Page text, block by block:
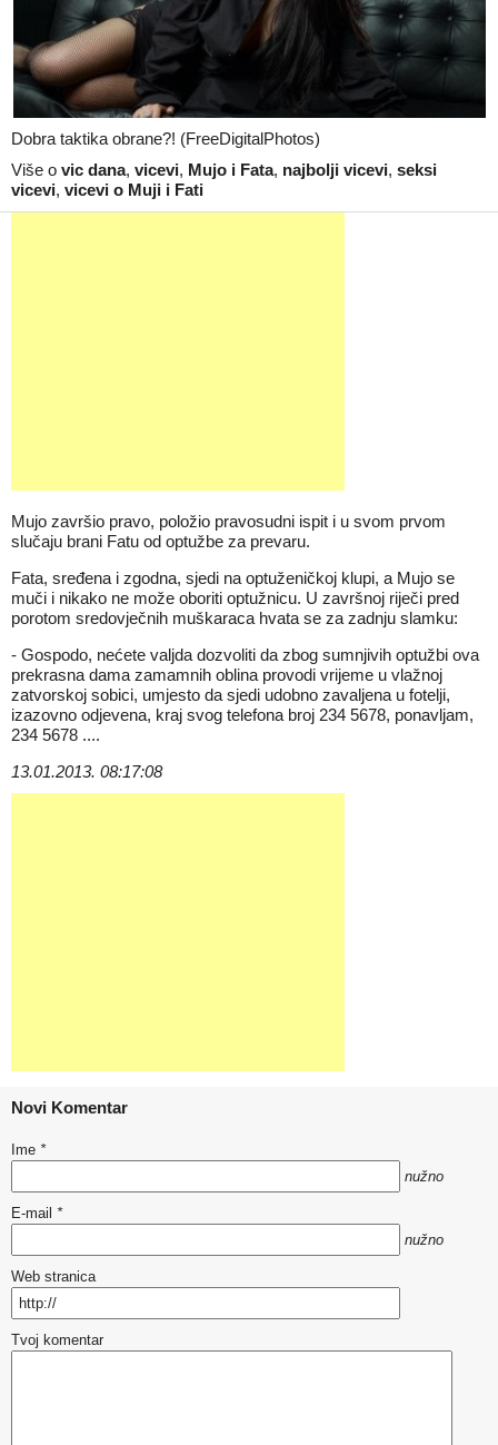
Dobra taktika obrane?! (FreeDigitalPhotos)
Više o vic dana, vicevi, Mujo i Fata, najbolji vicevi, seksi
vicevi, vicevi o Muji i Fati
Mujo završio pravo, položio pravosudni ispit i u svom prvom
slučaju brani Fatu od optužbe za prevaru.
Fata, sređena i zgodna, sjedi na optuženičkoj klupi, a Mujo se
muči i nikako ne može oboriti optužnicu. U završnoj riječi pred
porotom sredovječnih muškaraca hvata se za zadnju slamku:
- Gospodo, nećete valjda dozvoliti da zbog sumnjivih optužbi ova
prekrasna dama zamamnih oblina provodi vrijeme u vlažnoj
zatvorskoj sobici, umjesto da sjedi udobno zavaljena u fotelji,
izazovno odjevena, kraj svog telefona broj 234 5678, ponavljam,
234 5678 ....
13.01.2013. 08:17:08
Novi Komentar
Ime *
nužno
E-mail *
nužno
Web stranica
Tvoj komentar